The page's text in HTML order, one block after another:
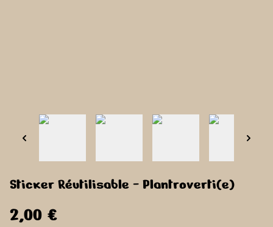
Sticker Réutilisable - Plantroverti(e)
2,00 €